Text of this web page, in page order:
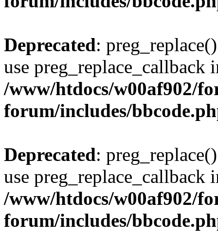
Deprecated:
use preg_replace_callback
/www/htdocs/w00af902/
forum/includes/
Deprecated:
use preg_replace_callback
/www/htdocs/w00af902/
forum/includes/